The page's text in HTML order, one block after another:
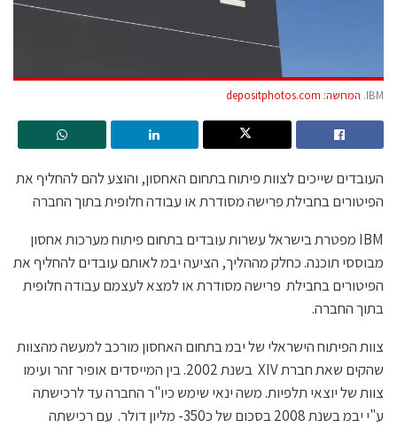
IBM. המחשה: depositphotos.com
העובדים שייכים לצוות פיתוח בתחום האחסון, והוצע להם להחליף את
הפיטורים בחבילת פרישה מסודרת או עבודה חלופית בתוך החברה
IBM מפטרת בישראל עשרות עובדים בתחום פיתוח מערכות אחסון
מבוססי תוכנה. כחלק מההליך, הציעה יבמ לאותם עובדים להחליף את
הפיטורים בחבילת פרישה מסודרת או למצא לעצמם עבודה חלופית
בתוך החברה.
צוות הפיתוח הישראלי של יבמ בתחום האחסון מורכב למעשה מהצוות
שהקים שאת חברת XIV בשנת 2002. בין המייסדים אופיר זהר ועימו
צוות של יוצאי תלפיות. משה ינאי שימש כיו"ר החברה עד לרכישתה
ע"י יבמ בשנת 2008 בסכום של כ350- מליון דולר. עם רכישתה